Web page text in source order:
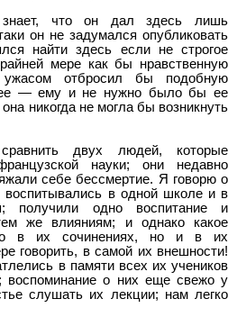
что он дал здесь лишь
он не задумался опубликовать
найти здесь если не строгое
мере как бы нравственную
ужасом отбросил бы подобную
— ему и не нужно было бы ее
никогда не могла бы возникнуть
двух людей, которые
науки; они недавно
себе бессмертие. Я говорю о
в одной школе и в
одно воспитание и
же влияниям; и однако какое
в их сочинениях, но и в их
говорить, в самой их внешности!
в памяти всех их учеников
воспоминание о них еще свежо у
слушать их лекции; нам легко